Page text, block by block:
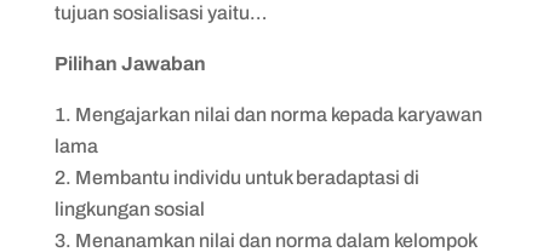
tujuan sosialisasi yaitu…
Pilihan Jawaban
Mengajarkan nilai dan norma kepada karyawan
lama
Membantu individu untuk beradaptasi di
lingkungan sosial
Menanamkan nilai dan norma dalam kelompok